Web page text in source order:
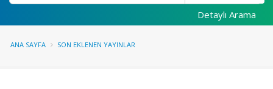
Detaylı Arama
ANA SAYFA SON EKLENEN YAYINLAR